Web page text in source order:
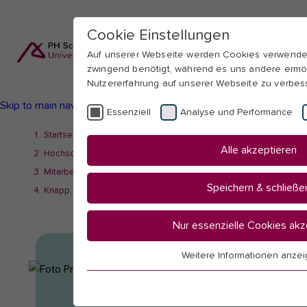
Skip to main navigation Skip to main content
here:
Startseite
Hochschule
Mitarbeitendenübersicht
Knapp, Damaris
Cookie Einstellungen
Auf unserer Webseite werden Cookies
zwingend benötigt, während es uns andere
Nutzererfahrung auf unserer Webseite zu
Essenziell Analyse und Performance
Alle akzeptieren
Speichern &
Nur essenzielle Cookies
Weitere Informationen